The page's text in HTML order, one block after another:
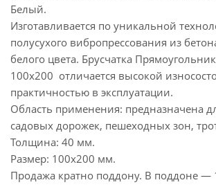
Белый.
Изготавливается по уникальной
полусухого вибропрессования из
белого цвета. Брусчатка Прямоугольник
100х200 отличается высокой
практичностью в эксплуатации.
Область применения: предназначена
садовых дорожек, пешеходных зон,
Толщина: 40 мм.
Размер: 100х200 мм.
Продажа кратно поддону. В поддоне —